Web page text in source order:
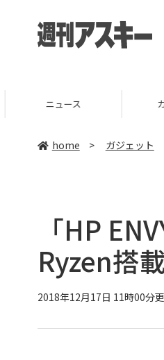
ニュース
home > ガジェット
「HP
Ryzen搭
2018年12月17日 11時00分